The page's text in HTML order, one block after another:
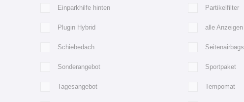
Einparkhilfe hinten Partikelfilter
Plugin Hybrid alle Anzeigen
Schiebedach Seitenairbags
Sonderangebot Sportpaket
Tagesangebot Tempomat